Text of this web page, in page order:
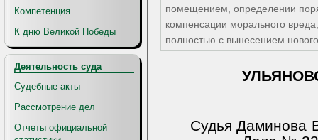
Компетенция
К дню Великой Победы
Деятельность суда
Судебные акты
Рассмотрение дел
Отчеты официальной
помещением, определении
компенсации морального
полностью с вынесением
Судья Даминова